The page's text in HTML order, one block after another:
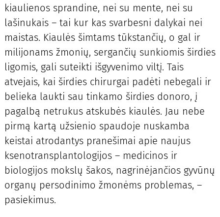
kiaulienos sprandine, nei su mente, nei su
lašinukais – tai kur kas svarbesni dalykai nei
maistas. Kiaulės šimtams tūkstančių, o gal ir
milijonams žmonių, sergančių sunkiomis širdies
ligomis, gali suteikti išgyvenimo viltį. Tais
atvejais, kai širdies chirurgai padėti nebegali ir
belieka laukti sau tinkamo širdies donoro, į
pagalbą netrukus atskubės kiaulės. Jau nebe
pirmą kartą užsienio spaudoje nuskamba
keistai atrodantys pranešimai apie naujus
ksenotransplantologijos – medicinos ir
biologijos mokslų šakos, nagrinėjančios gyvūnų
organų persodinimo žmonėms problemas, –
pasiekimus.